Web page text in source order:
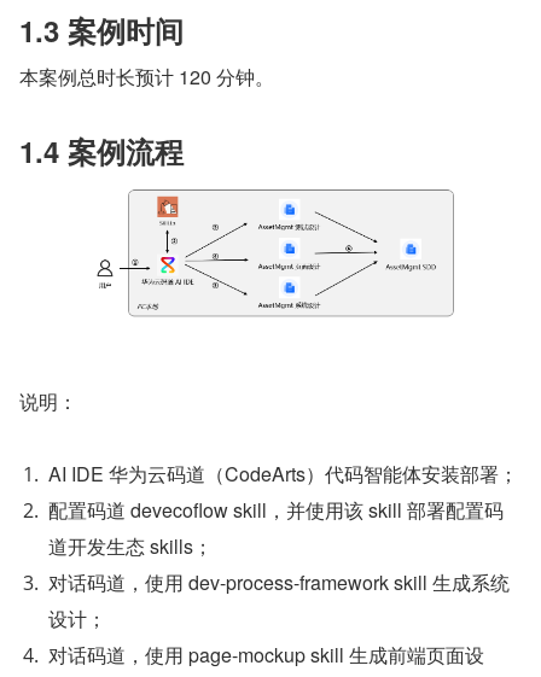
1.3 案例时间
本案例总时长预计 120 分钟。
1.4 案例流程
说明：
AI IDE 华为云码道（CodeArts）代码智能体安装部署；
配置码道 devecoflow skill，并使用该 skill 部署配置码
道开发生态 skills；
对话码道，使用 dev-process-framework skill 生成系统
设计；
对话码道，使用 page-mockup skill 生成前端页面设